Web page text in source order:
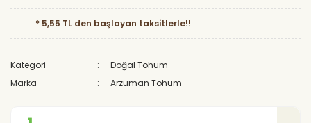
* 5,55 TL den başlayan taksitlerle!!
Kategori
Doğal Tohum
Marka
Arzuman Tohum